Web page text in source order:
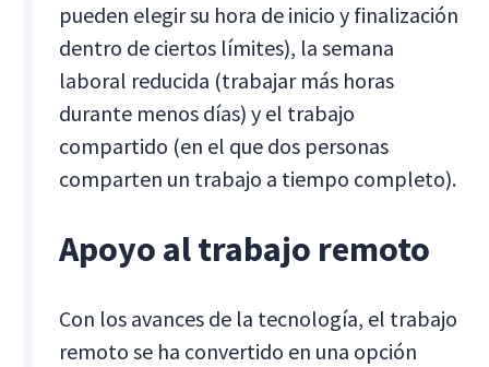
pueden elegir su hora de inicio y finalización
dentro de ciertos límites), la semana
laboral reducida (trabajar más horas
durante menos días) y el trabajo
compartido (en el que dos personas
comparten un trabajo a tiempo completo).
Apoyo al trabajo remoto
Con los avances de la tecnología, el trabajo
remoto se ha convertido en una opción